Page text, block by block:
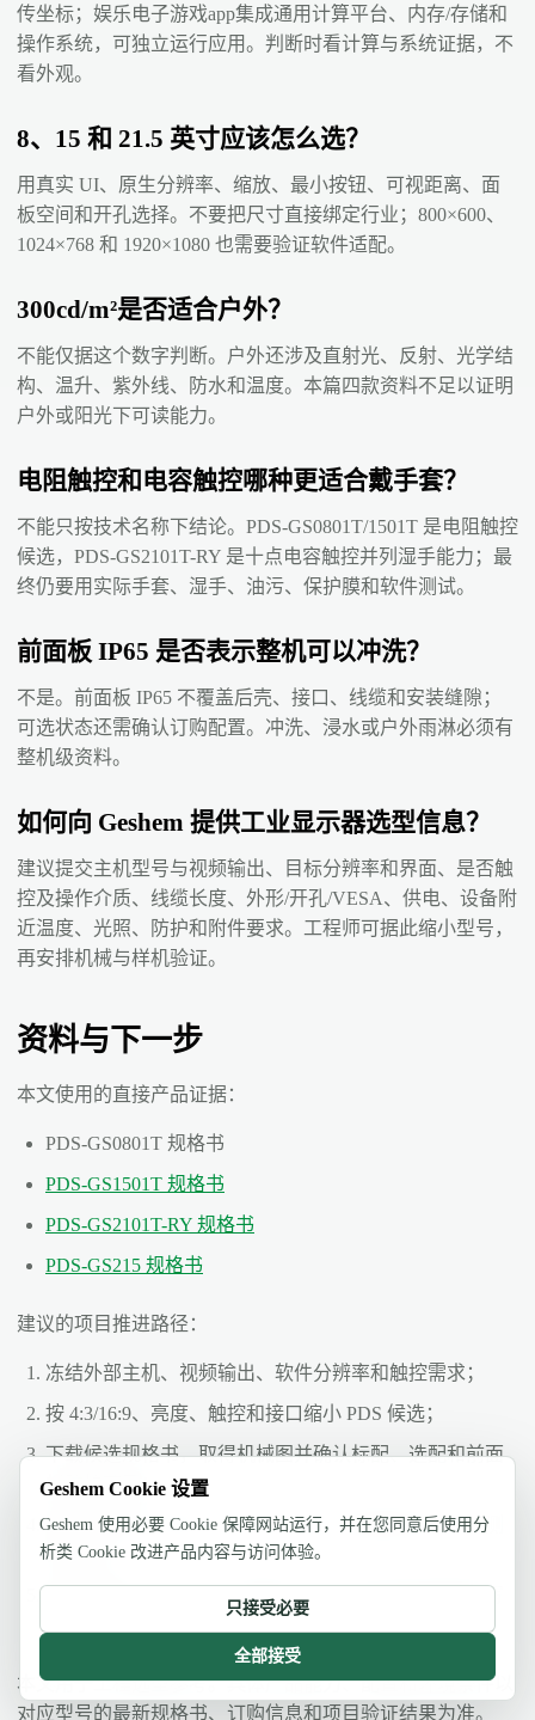
传坐标；娱乐电子游戏app集成通用计算平台、内存/存储和
操作系统，可独立运行应用。判断时看计算与系统证据，不
看外观。
8、15 和 21.5 英寸应该怎么选？
用真实 UI、原生分辨率、缩放、最小按钮、可视距离、面
板空间和开孔选择。不要把尺寸直接绑定行业；800×600、
1024×768 和 1920×1080 也需要验证软件适配。
300cd/m²是否适合户外？
不能仅据这个数字判断。户外还涉及直射光、反射、光学结
构、温升、紫外线、防水和温度。本篇四款资料不足以证明
户外或阳光下可读能力。
电阻触控和电容触控哪种更适合戴手套？
不能只按技术名称下结论。PDS-GS0801T/1501T 是电阻触控
候选，PDS-GS2101T-RY 是十点电容触控并列湿手能力；最
终仍要用实际手套、湿手、油污、保护膜和软件测试。
前面板 IP65 是否表示整机可以冲洗？
不是。前面板 IP65 不覆盖后壳、接口、线缆和安装缝隙；
可选状态还需确认订购配置。冲洗、浸水或户外雨淋必须有
整机级资料。
如何向 Geshem 提供工业显示器选型信息？
建议提交主机型号与视频输出、目标分辨率和界面、是否触
控及操作介质、线缆长度、外形/开孔/VESA、供电、设备附
近温度、光照、防护和附件要求。工程师可据此缩小型号，
再安排机械与样机验证。
资料与下一步
本文使用的直接产品证据：
PDS-GS0801T 规格书
PDS-GS1501T 规格书
PDS-GS2101T-RY 规格书
PDS-GS215 规格书
建议的项目推进路径：
冻结外部主机、视频输出、软件分辨率和触控需求；
按 4:3/16:9、亮度、触控和接口缩小 PDS 候选；
下载候选规格书，取得机械图并确认标配、选配和前面
板防护范围；
在最终光照、面板、支架、线缆、供电和操作介质下测
试样机；
把完整型号、附件、订购配置、验收记录和变更规则写
本文用于工程选型参考。具体产品能力、配置和环境条件以
对应型号的最新规格书、订购信息和项目验证结果为准。
Geshem Cookie 设置
Geshem 使用必要 Cookie 保障网站运行，并在您同意后使用分
析类 Cookie 改进产品内容与访问体验。
只接受必要
全部接受